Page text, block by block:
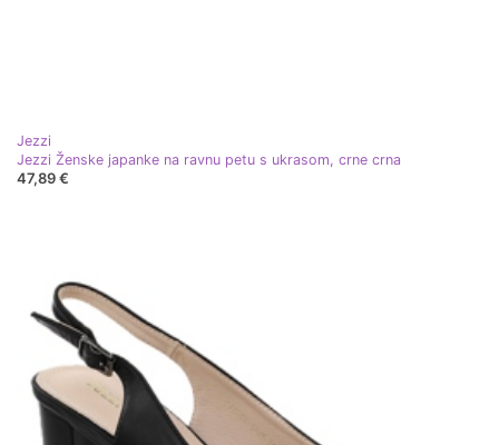
Jezzi
Jezzi Ženske japanke na ravnu petu s ukrasom, crne crna
47,89 €